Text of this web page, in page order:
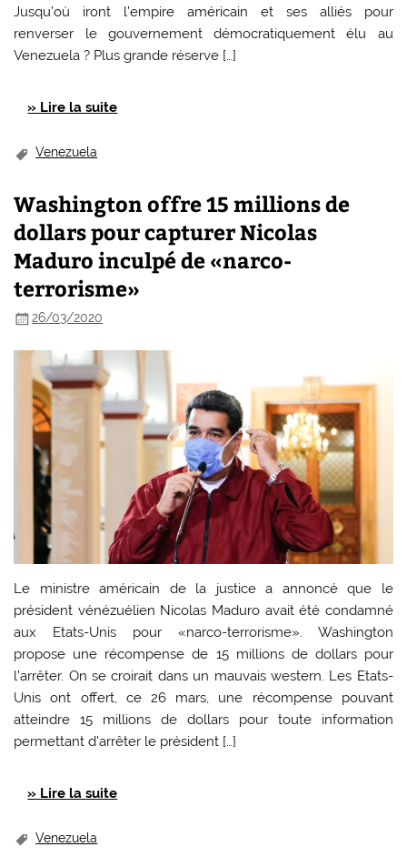
Jusqu’où iront l’empire américain et ses alliés pour
renverser le gouvernement démocratiquement élu au
Venezuela ? Plus grande réserve […]
» Lire la suite
Venezuela
Washington offre 15 millions de
dollars pour capturer Nicolas
Maduro inculpé de «narco-
terrorisme»
26/03/2020
Le ministre américain de la justice a annoncé que le
président vénézuélien Nicolas Maduro avait été condamné
aux Etats-Unis pour «narco-terrorisme». Washington
propose une récompense de 15 millions de dollars pour
l’arrêter. On se croirait dans un mauvais western. Les Etats-
Unis ont offert, ce 26 mars, une récompense pouvant
atteindre 15 millions de dollars pour toute information
permettant d’arrêter le président […]
» Lire la suite
Venezuela